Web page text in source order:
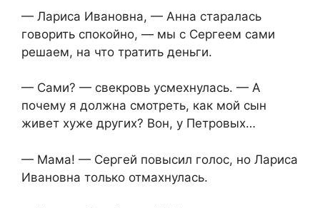
— Лариса Ивановна, — Анна старалась
говорить спокойно, — мы с Сергеем сами
решаем, на что тратить деньги.
— Сами? — свекровь усмехнулась. — А
почему я должна смотреть, как мой сын
живет хуже других? Вон, у Петровых…
— Мама! — Сергей повысил голос, но Лариса
Ивановна только отмахнулась.